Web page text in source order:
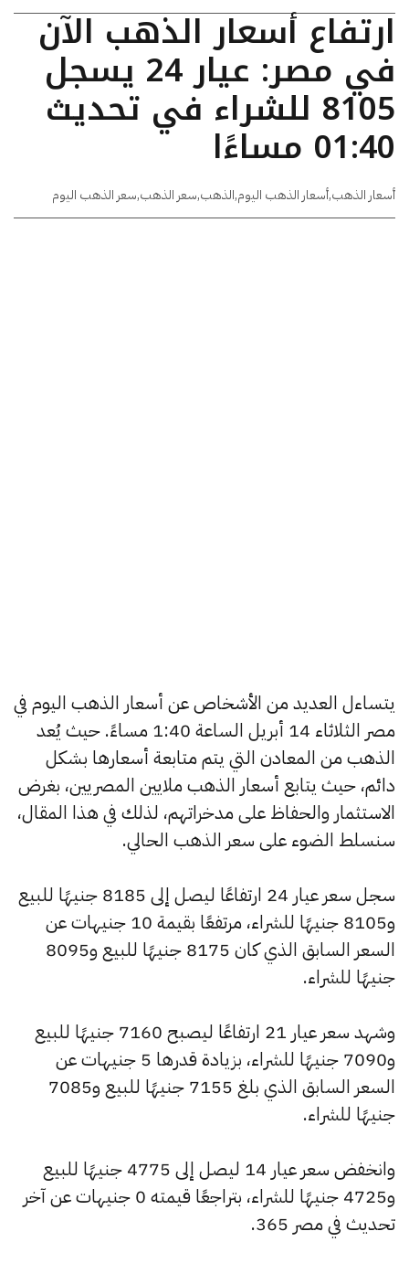
ارتفاع أسعار الذهب الآن
في مصر: عيار 24 يسجل
8105 للشراء في تحديث
01:40 مساءًا
أسعار الذهب,أسعار الذهب اليوم,الذهب,سعر الذهب,سعر الذهب اليوم
يتساءل العديد من الأشخاص عن أسعار الذهب اليوم في
مصر الثلاثاء 14 أبريل الساعة 1:40 مساءً. حيث يُعد
الذهب من المعادن التي يتم متابعة أسعارها بشكل
دائم، حيث يتابع أسعار الذهب ملايين المصريين، بغرض
الاستثمار والحفاظ على مدخراتهم، لذلك في هذا المقال،
سنسلط الضوء على سعر الذهب الحالي.
سجل سعر عيار 24 ارتفاعًا ليصل إلى 8185 جنيهًا للبيع
و8105 جنيهًا للشراء، مرتفعًا بقيمة 10 جنيهات عن
السعر السابق الذي كان 8175 جنيهًا للبيع و8095
جنيهًا للشراء.
وشهد سعر عيار 21 ارتفاعًا ليصبح 7160 جنيهًا للبيع
و7090 جنيهًا للشراء، بزيادة قدرها 5 جنيهات عن
السعر السابق الذي بلغ 7155 جنيهًا للبيع و7085
جنيهًا للشراء.
وانخفض سعر عيار 14 ليصل إلى 4775 جنيهًا للبيع
و4725 جنيهًا للشراء، بتراجعًا قيمته 0 جنيهات عن آخر
تحديث في مصر 365.